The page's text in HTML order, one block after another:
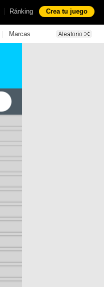
| Ránking Crea tu juego
| Marcas